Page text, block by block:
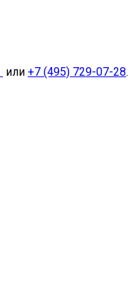
или +7 (495) 729-07-28.